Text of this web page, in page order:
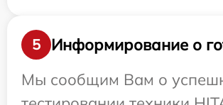
5
Информирование о
Мы сообщим Вам о